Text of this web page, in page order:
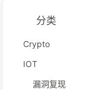
分类
Crypto
IOT
漏洞复现